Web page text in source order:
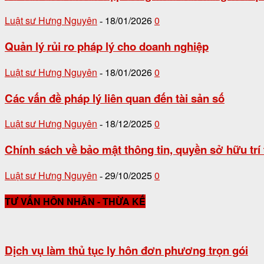
Luật sư Hưng Nguyên - 18/01/20260
Quản lý rủi ro pháp lý cho doanh nghiệp
Luật sư Hưng Nguyên - 18/01/20260
Các vấn đề pháp lý liên quan đến tài sản số
Luật sư Hưng Nguyên - 18/12/20250
Chính sách về bảo mật thông tin, quyền sở hữu trí
Luật sư Hưng Nguyên - 29/10/20250
TƯ VẤN HÔN NHÂN - THỪA KẾ
Dịch vụ làm thủ tục ly hôn đơn phương trọn gói